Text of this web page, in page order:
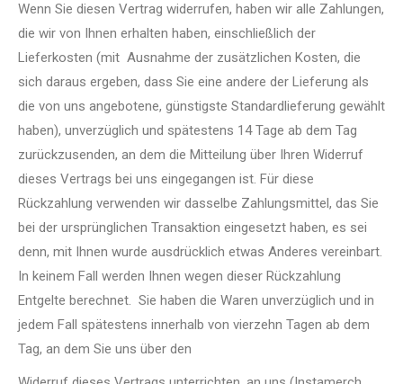
Wenn Sie diesen Vertrag widerrufen, haben wir alle Zahlungen,
die wir von Ihnen erhalten haben, einschließlich der
Lieferkosten (mit Ausnahme der zusätzlichen Kosten, die
sich daraus ergeben, dass Sie eine andere der Lieferung als
die von uns angebotene, günstigste Standardlieferung gewählt
haben), unverzüglich und spätestens 14 Tage ab dem Tag
zurückzusenden, an dem die Mitteilung über Ihren Widerruf
dieses Vertrags bei uns eingegangen ist. Für diese
Rückzahlung verwenden wir dasselbe Zahlungsmittel, das Sie
bei der ursprünglichen Transaktion eingesetzt haben, es sei
denn, mit Ihnen wurde ausdrücklich etwas Anderes vereinbart.
In keinem Fall werden Ihnen wegen dieser Rückzahlung
Entgelte berechnet. Sie haben die Waren unverzüglich und in
jedem Fall spätestens innerhalb von vierzehn Tagen ab dem
Tag, an dem Sie uns über den